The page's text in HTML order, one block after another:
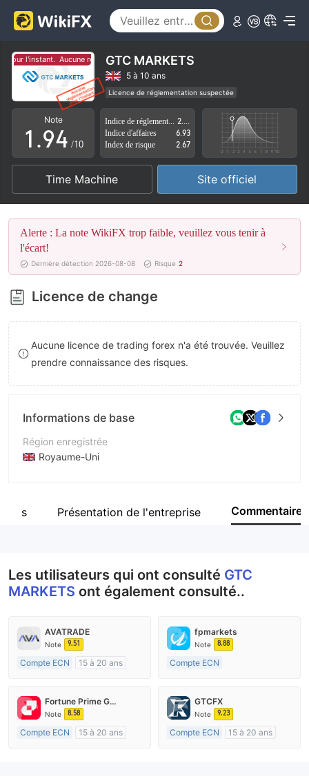
pour l'instant. Aucune réglementation pour l'instant.
GTC MARKETS
5 à 10 ans
Licence de réglementation suspectée
Région d'affaires suspectée
Risque élevé potentiel
Note
0
1
2
3
4
5
6
7
8
9
.
5
6
7
8
9
0
1
2
3
4
5
6
7
9
/10
Indice d'affaires
6.93
Index de risque
2.67
Time Machine Site officiel
Alerte : La note WikiFX trop faible, veuillez vous tenir à
l'écart!
Dernière détection 2026-08-08 Risque 2
Licence de change
Aucune licence de trading forex n'a été trouvée. Veuillez
prendre connaissance des risques.
Informations de base
Région enregistrée
Royaume-Uni
Société
Présentation de l'entreprise Commentaire
Les utilisateurs qui ont consulté GTC
MARKETS ont également consulté..
AVATRADE
Note 9.51
Compte ECN
15 à 20 ans
Market Making (MM)
Etiquette principale MT4
fpmarkets
Note 8.88
Compte ECN
Market Making (MM)
Etiquette principale MT4
Fortune Prime Global
Note 8.58
Compte ECN
15 à 20 ans
GTCFX
Note 9.23
Compte ECN
15 à 20 ans